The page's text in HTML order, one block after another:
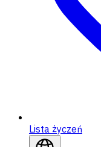
Lista życzeń